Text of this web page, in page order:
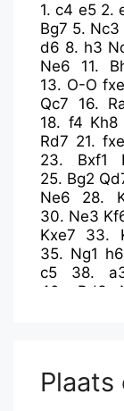
1.c4 e5 2.
Bg7 5. Nc3
d6 8. h3
Ne6
11.
13. O-O
Qc7
16.
18. f4 Kh8
Rd7 21.
23. Bxf1
25. Bg2
Ne6
28.
30. Ne3
Kxe7
33.
35. Ng1 h6
c5
38.
40. Bd3